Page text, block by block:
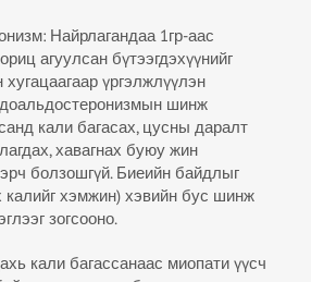
Найрлагандаа 1гр-аас
агуулсан бүтээгдэхүүнийг
үргэлжлүүлэн
шинж
кали багасах, цусны даралт
хавагнах буюу жин
болзошгүй. Биеийн байдлыг
калийг хэмжин) хэвийн бус шинж
зогсооно.
кали багассанаас миопати үүсч